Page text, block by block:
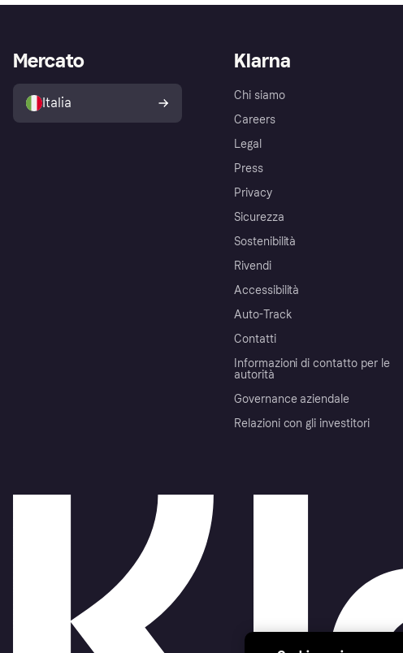
Klarna
Chi siamo
Careers
Legal
Press
Privacy
Sicurezza
Sostenibilità
Rivendi
Accessibilità
Auto-Track
Contatti
Informazioni di contatto per le
autorità
Governance aziendale
Relazioni con gli investitori
Mercato
Italia